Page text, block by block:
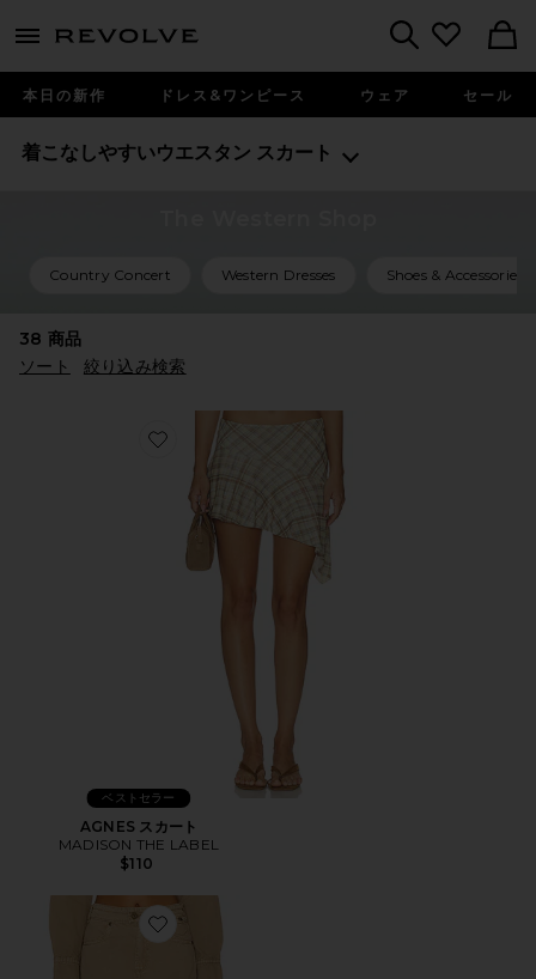
menu - shows more content
本日の新作 ドレス&ワンピース ウェア セール
着こなしやすいウエスタン スカート
Country Concert Western Dresses Shoes & Accessories
38 商品
ソート
絞り込み検索
ベストセラー
AGNES スカート
MADISON THE LABEL
$110
Favorite 95 スカート